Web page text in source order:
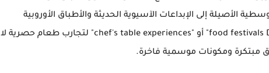
الأصيلة إلى الإبداعات الآسيوية الحديثة والأطباق الأوروبية
الكلاسيكية. ابحث عن فعاليات "food festivals Dubai" أو "chef's table experiences" لتجارب طعام حصرية لا
مبتكرة ومكونات موسمية فاخرة.